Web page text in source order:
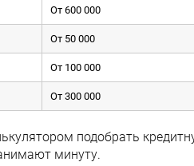
От 600 000
От 50 000
От 100 000
От 300 000
подобрать
минуту.